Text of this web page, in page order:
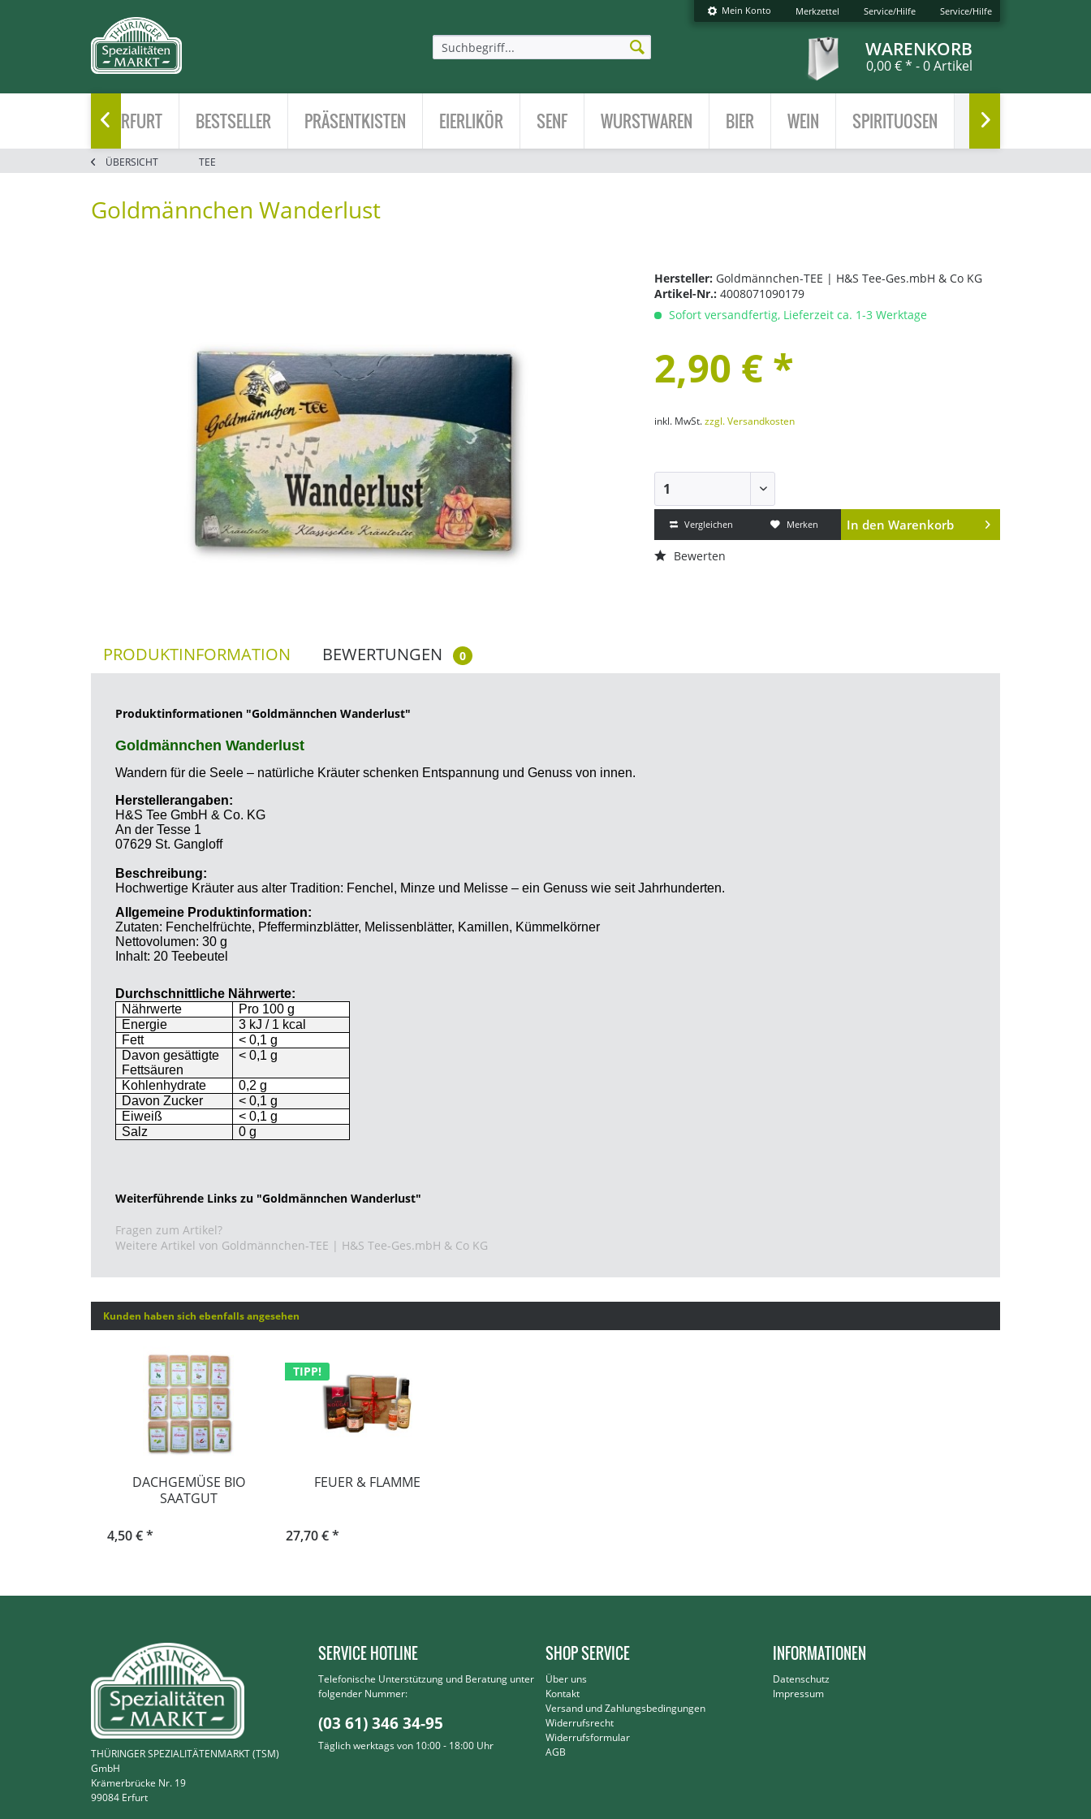
Mein Konto Merkzettel Service/Hilfe Service/Hilfe
WARENKORB
0,00 € * - 0 Artikel
ERFURT BESTSELLER PRÄSENTKISTEN EIERLIKÖR SENF WURSTWAREN BIER WEIN SPIRITUOSEN TEE
 
ÜBERSICHT TEE
Goldmännchen Wanderlust
Hersteller: Goldmännchen-TEE | H&S Tee-Ges.mbH & Co KG
Artikel-Nr.:4008071090179
Sofort versandfertig, Lieferzeit ca. 1-3 Werktage
2,90 € *
inkl. MwSt.zzgl. Versandkosten
Vergleichen Merken In den Warenkorb
Bewerten
PRODUKTINFORMATION BEWERTUNGEN 0
Produktinformationen "Goldmännchen Wanderlust"
Goldmännchen Wanderlust
Wandern für die Seele – natürliche Kräuter schenken Entspannung und Genuss von innen.
Herstellerangaben:
H&S Tee GmbH & Co. KG
An der Tesse 1
07629 St. Gangloff
Beschreibung:
Hochwertige Kräuter aus alter Tradition: Fenchel, Minze und Melisse – ein Genuss wie seit Jahrhunderten.
Allgemeine Produktinformation:
Zutaten: Fenchelfrüchte, Pfefferminzblätter, Melissenblätter, Kamillen, Kümmelkörner
Nettovolumen: 30 g
Inhalt: 20 Teebeutel
Durchschnittliche Nährwerte:
Nährwerte
Pro 100 g
Energie
3 kJ / 1 kcal
Fett
< 0,1 g
Davon gesättigte
Fettsäuren
< 0,1 g
Kohlenhydrate
0,2 g
Davon Zucker
< 0,1 g
Eiweiß
< 0,1 g
Salz
0 g
Weiterführende Links zu "Goldmännchen Wanderlust"
Fragen zum Artikel?
Weitere Artikel von Goldmännchen-TEE | H&S Tee-Ges.mbH & Co KG
Kunden haben sich ebenfalls angesehen
DACHGEMÜSE BIO
SAATGUT
4,50 € *
TIPP!
FEUER & FLAMME
27,70 € *
THÜRINGER SPEZIALITÄTENMARKT (TSM)
GmbH
Krämerbrücke Nr. 19
99084 Erfurt
SERVICE HOTLINE
Telefonische Unterstützung und Beratung unter
folgender Nummer:
(03 61) 346 34-95
Täglich werktags von 10:00 - 18:00 Uhr
SHOP SERVICE
Über uns
Kontakt
Versand und Zahlungsbedingungen
Widerrufsrecht
Widerrufsformular
AGB
INFORMATIONEN
Datenschutz
Impressum